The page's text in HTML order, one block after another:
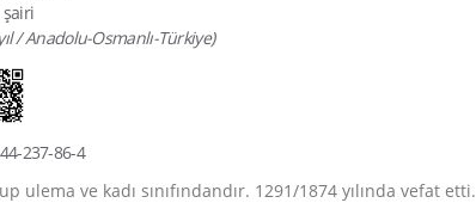
/ Anadolu-Osmanlı-Türkiye)
237-86-4
ve kadı sınıfındandır. 1291/1874 yılında vefat etti.